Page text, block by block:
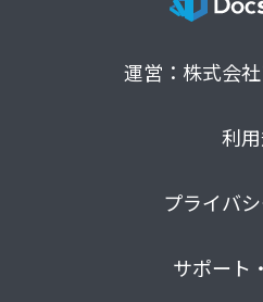
運営：株式会
利
プライバ
サポート